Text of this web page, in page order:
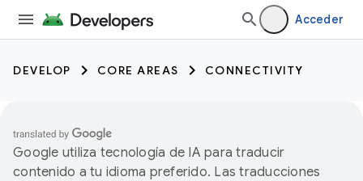
Acceder
DEVELOP CORE AREAS CONNECTIVITY
Google utiliza tecnología de IA para traducir
contenido a tu idioma preferido. Las traducciones